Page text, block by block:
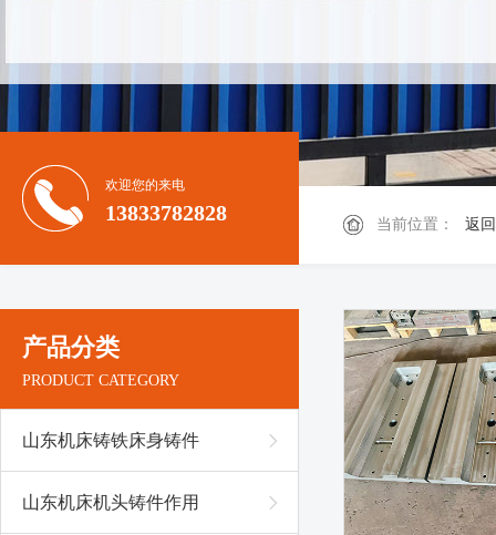
当前位置： 返
欢迎您的来电
13833782828
产品分类
PRODUCT CATEGORY
山东机床铸铁床身铸件
山东机床机头铸件作用